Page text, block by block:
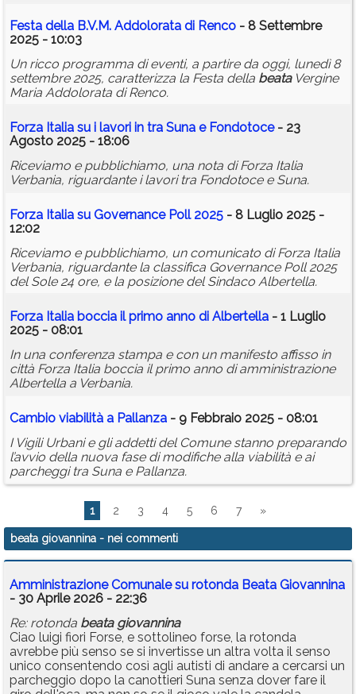
Festa della B.V.M. Addolorata di Renco - 8 Settembre
2025 - 10:03
Un ricco programma di eventi, a partire da oggi, lunedì 8
settembre 2025, caratterizza la Festa della beataVergine
Maria Addolorata di Renco.
Forza Italia su i lavori in tra Suna e Fondotoce- 23
Agosto 2025 - 18:06
Riceviamo e pubblichiamo, una nota di Forza Italia
Verbania, riguardante i lavori tra Fondotoce e Suna.
Forza Italia su Governance Poll 2025 - 8 Luglio 2025 -
12:02
Riceviamo e pubblichiamo, un comunicato di Forza Italia
Verbania, riguardante la classifica Governance Poll 2025
del Sole 24 ore, e la posizione del Sindaco Albertella.
Forza Italia boccia il primo anno di Albertella - 1 Luglio
2025 - 08:01
In una conferenza stampa e con un manifesto affisso in
città Forza Italia boccia il primo anno di amministrazione
Albertella a Verbania.
Cambio viabilità a Pallanza - 9 Febbraio 2025 - 08:01
I Vigili Urbani e gli addetti del Comune stanno preparando
l’avvio della nuova fase di modifiche alla viabilità e ai
parcheggi tra Suna e Pallanza.
1 2 3 4 5 6 7 »
beata giovannina - nei commenti
Amministrazione Comunale su rotonda Beata Giovannina
- 30 Aprile 2026 - 22:36
Re: rotonda beata giovannina
Ciao luigi fiori Forse, e sottolineo forse, la rotonda
avrebbe più senso se si invertisse un altra volta il senso
unico consentendo così agli autisti di andare a cercarsi un
parcheggio dopo la canottieri Suna senza dover fare il